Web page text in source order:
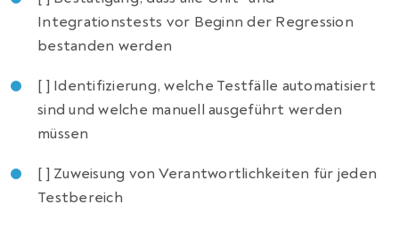
Integrationstests vor Beginn der Regression
bestanden werden
[ ] Identifizierung, welche Testfälle automatisiert
sind und welche manuell ausgeführt werden
müssen
[ ] Zuweisung von Verantwortlichkeiten für jeden
Testbereich